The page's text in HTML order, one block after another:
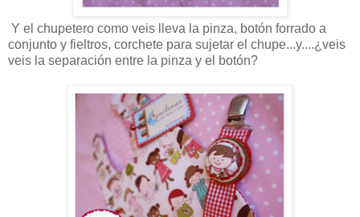
Y el chupetero como veis lleva la pinza, botón forrado a
conjunto y fieltros, corchete para sujetar el chupe...y....¿veis
veis la separación entre la pinza y el botón?